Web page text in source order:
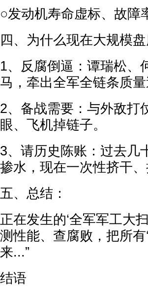
○发动机寿命虚标、故
四、为什么现在大规模盘
1、反腐倒逼：谭瑞松、
马，牵出全军全链
2、备战需要：与外敌打
眼、飞机
3、请历史陈账：过去几
掺水，现在一次性挤干
五、总结：
正在发生的‘全军军工大
测性能、查腐败，把所
来...”
结语